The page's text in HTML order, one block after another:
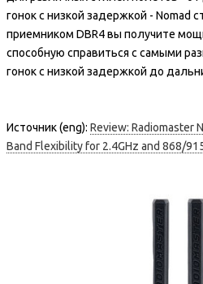
гонок с низкой задержкой - Nomad
приемником DBR4 вы получите
способную справиться с самыми
гонок с низкой задержкой до
Источник (eng): Review: Radiomaster
Band Flexibility for 2.4GHz and 868/